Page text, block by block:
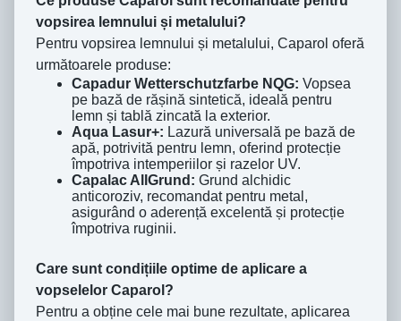
vopsirea lemnului și metalului?
Pentru vopsirea lemnului și metalului, Caparol oferă
următoarele produse:
Capadur Wetterschutzfarbe NQG: Vopsea
pe bază de rășină sintetică, ideală pentru
lemn și tablă zincată la exterior.
Aqua Lasur+: Lazură universală pe bază de
apă, potrivită pentru lemn, oferind protecție
împotriva intemperiilor și razelor UV.
Capalac AllGrund: Grund alchidic
anticoroziv, recomandat pentru metal,
asigurând o aderență excelentă și protecție
împotriva ruginii.
Care sunt condițiile optime de aplicare a
vopselelor Caparol?
Pentru a obține cele mai bune rezultate, aplicarea